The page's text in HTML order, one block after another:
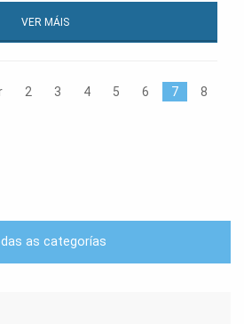
VER MÁIS
2 3 4 5 6 7
8
as categorías